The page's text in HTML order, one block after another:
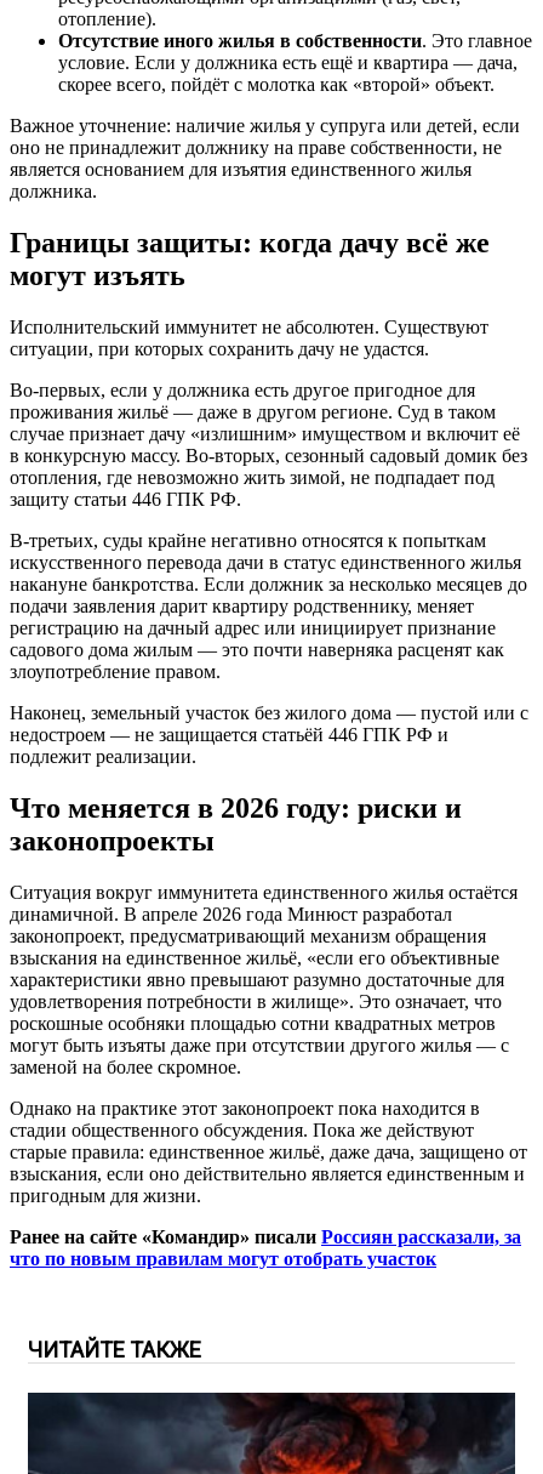
отопление).
Отсутствие иного жилья в собственности. Это главное
условие. Если у должника есть ещё и квартира — дача,
скорее всего, пойдёт с молотка как «второй» объект.
Важное уточнение: наличие жилья у супруга или детей, если
оно не принадлежит должнику на праве собственности, не
является основанием для изъятия единственного жилья
должника.
Границы защиты: когда дачу всё же
могут изъять
Исполнительский иммунитет не абсолютен. Существуют
ситуации, при которых сохранить дачу не удастся.
Во-первых, если у должника есть другое пригодное для
проживания жильё — даже в другом регионе. Суд в таком
случае признает дачу «излишним» имуществом и включит её
в конкурсную массу. Во-вторых, сезонный садовый домик без
отопления, где невозможно жить зимой, не подпадает под
защиту статьи 446 ГПК РФ.
В-третьих, суды крайне негативно относятся к попыткам
искусственного перевода дачи в статус единственного жилья
накануне банкротства. Если должник за несколько месяцев до
подачи заявления дарит квартиру родственнику, меняет
регистрацию на дачный адрес или инициирует признание
садового дома жилым — это почти наверняка расценят как
злоупотребление правом.
Наконец, земельный участок без жилого дома — пустой или с
недостроем — не защищается статьёй 446 ГПК РФ и
подлежит реализации.
Что меняется в 2026 году: риски и
законопроекты
Ситуация вокруг иммунитета единственного жилья остаётся
динамичной. В апреле 2026 года Минюст разработал
законопроект, предусматривающий механизм обращения
взыскания на единственное жильё, «если его объективные
характеристики явно превышают разумно достаточные для
удовлетворения потребности в жилище». Это означает, что
роскошные особняки площадью сотни квадратных метров
могут быть изъяты даже при отсутствии другого жилья — с
заменой на более скромное.
Однако на практике этот законопроект пока находится в
стадии общественного обсуждения. Пока же действуют
старые правила: единственное жильё, даже дача, защищено от
взыскания, если оно действительно является единственным и
пригодным для жизни.
Ранее на сайте «Командир» писали Россиян рассказали, за
что по новым правилам могут отобрать участок
ЧИТАЙТЕ ТАКЖЕ